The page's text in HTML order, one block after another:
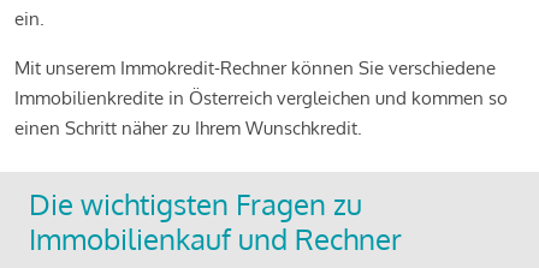
ein.
Mit unserem Immokredit-Rechner können Sie verschiedene
Immobilienkredite in Österreich vergleichen und kommen so
einen Schritt näher zu Ihrem Wunschkredit.
Die wichtigsten Fragen zu
Immobilienkauf und Rechner